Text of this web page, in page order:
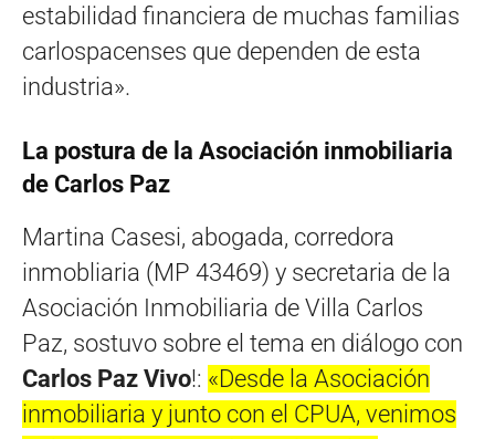
estabilidad financiera de muchas familias
carlospacenses que dependen de esta
industria».
La postura de la Asociación inmobiliaria
de Carlos Paz
Martina Casesi, abogada, corredora
inmobliaria (MP 43469) y secretaria de la
Asociación Inmobiliaria de Villa Carlos
Paz, sostuvo sobre el tema en diálogo con
Carlos Paz Vivo!: «Desde la Asociación
inmobiliaria y junto con el CPUA, venimos